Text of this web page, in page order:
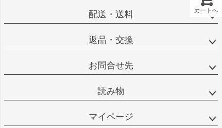
カートへ
配送・送料
返品・交換
お問合せ先
読み物
マイページ